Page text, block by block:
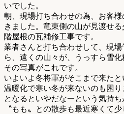
いでした。
朝、現場打ち合わせの為、お客
きました。竜東側の山が見渡せ
階屋根の瓦補修工事です。
業者さんと打ち合わせして、現
ら、遠くの山々が、うっすら雪
その写真がこれです。
いよいよ冬将軍がそこまで来たと
温暖化で寒い冬が来ないのも困
となるといやだなーという気持ち
〝もも〟との散歩も最近寒くて